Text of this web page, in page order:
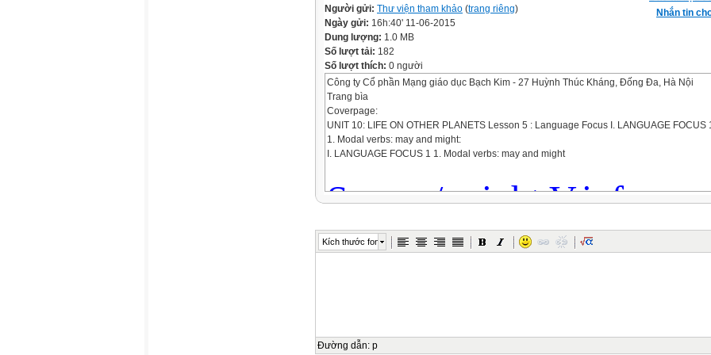
Nhắn tin
Người gửi: Thư viện tham khảo (trang riêng)
Ngày gửi: 16h:40' 11-06-2015
Dung lượng: 1.0 MB
Số lượt tải: 182
Số lượt thích: 0 người
Công ty Cổ phần Mạng giáo dục Bạch Kim - 27 Huỳnh Thúc Kháng, Đống Đa, Hà Nội
Trang bìa
Coverpage:
UNIT 10: LIFE ON OTHER PLANETS Lesson 5 : Language Focus I. LANGUAGE FOCUS
1. Modal verbs: may and might:
I. LANGUAGE FOCUS 1 1. Modal verbs: may and might
S may / might V.inf
Itmaybe a book or it
Kích thước font
Đường dẫn: p